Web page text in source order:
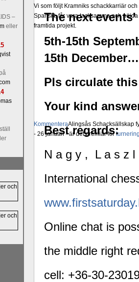
–
eller
Vi som följt Kramniks schackkarriär
Spanskt, får vara tacksamma och
framtida projekt.
KommenteraAlingsås Schacksällskap
- 26 januari - är det premiär för
The next
5th-15th
15th December…
Pls circulate
Your kind
Best regards:
N a g y , L a s z l
International
Online chat is
the middle right
cell: +36-30-